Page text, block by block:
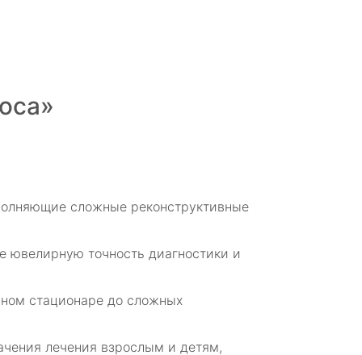
сложные реконструктивные
ювелирную точность диагностики и
стационаре до сложных
лечения взрослым и детям,